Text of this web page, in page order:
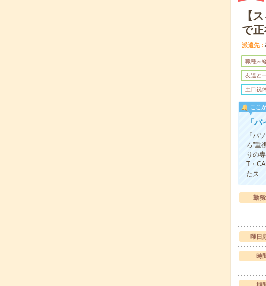
【
で
派遣先
職種未
友達と
土日祝
ここ
「
「パ
ろ”重
りの
T・
たス…
勤
曜日
時